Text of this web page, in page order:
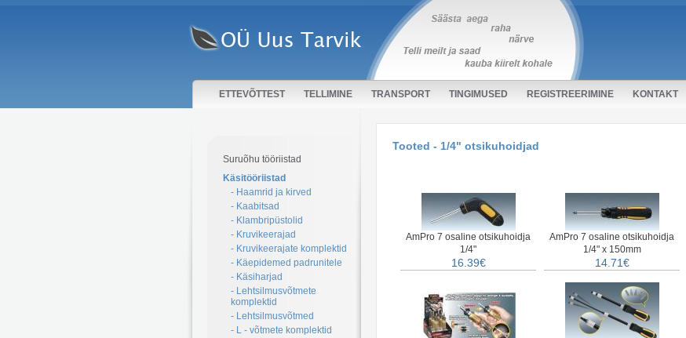
ETTEVÕTTEST TELLIMINE TRANSPORT TINGIMUSED REGISTREERIMINE KONTAKT
Suruõhu tööriistad
Käsitööriistad
- Haamrid ja kirved
- Kaabitsad
- Klambripüstolid
- Kruvikeerajad
- Kruvikeerajate komplektid
- Käepidemed padrunitele
- Käsiharjad
- Lehtsilmusvõtmete
komplektid
- Lehtsilmusvõtmed
- L - võtmete komplektid
Tooted - 1/4" otsikuhoidjad
AmPro 7 osaline otsikuhoidja
1/4"
16.39€
AmPro 7 osaline otsikuhoidja
1/4" x 150mm
14.71€